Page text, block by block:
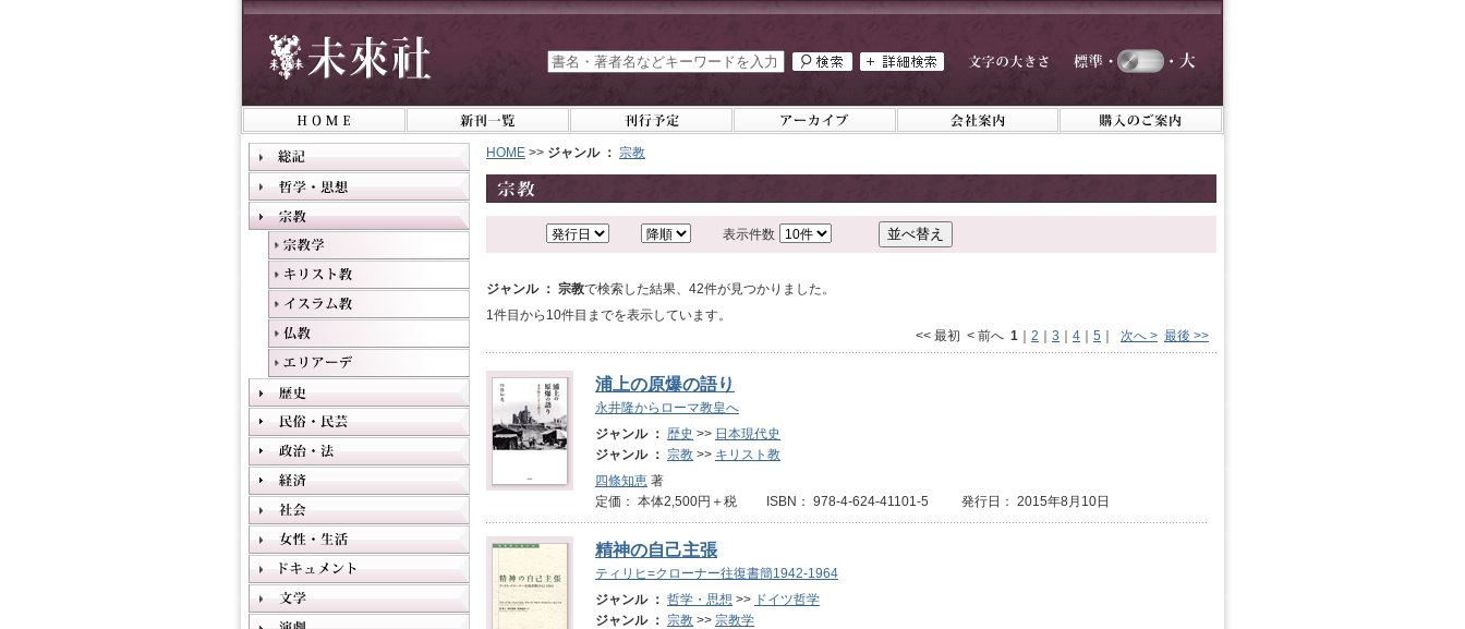
HOME >> ジャンル ： 宗教
表示件数
ジャンル ： 宗教で検索した結果、42件が見つかりました。
1件目から10件目までを表示しています。
<< 最初 < 前へ 1 2 3 4 5 次へ > 最後 >>
浦上の原爆の語り
永井隆からローマ教皇へ
ジャンル ： 歴史 >> 日本現代史
ジャンル ： 宗教 >> キリスト教
四條知恵 著
定価： 本体2,500円＋税 ISBN： 978-4-624-41101-5 発行日： 2015年8月10日
精神の自己主張
ティリヒ=クローナー往復書簡1942-1964
ジャンル ： 哲学・思想 >> ドイツ哲学
ジャンル ： 宗教 >> 宗教学